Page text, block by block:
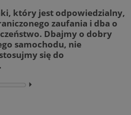
który jest odpowiedzialny,
zaufania i dba o
Dbajmy o dobry
samochodu, nie
się do
⏵︎